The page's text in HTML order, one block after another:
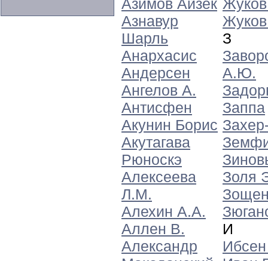
Азимов Айзек
Азнавур
Шарль
Анархасис
Андерсен
Ангелов А.
Антисфен
Акунин Борис
Акутагава
Рюноскэ
Алексеева
Л.М.
Алехин А.А.
Аллен В.
Александр
З
А.Ю.
Заппа
Золя
И